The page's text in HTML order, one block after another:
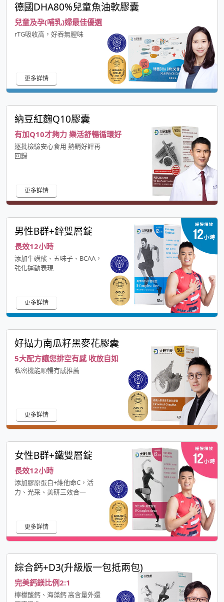
德國DHA80%兒童魚油軟膠囊
兒童及孕(哺乳)婦最佳優選
rTG吸收高，好吞無腥味
更多詳情
納豆紅麴Q10膠囊
有加Q10才夠力 樂活舒暢循環好
逐批檢驗安心食用 熱銷好評再
回歸
更多詳情
男性B群+鋅雙層錠
長效12小時
添加牛磺酸、五味子、BCAA，
強化運動表現
更多詳情
好攝力南瓜籽黑麥花膠囊
5大配方讓您排空有感 收放自如
私密機能順暢有感推薦
更多詳情
女性B群+鐵雙層錠
長效12小時
添加膠原蛋白+維他命C，活
力、光采、美研三效合一
更多詳情
綜合鈣+D3(升級版一包抵兩包)
完美鈣鎂比例2:1
檸檬酸鈣、海藻鈣 高含量外還